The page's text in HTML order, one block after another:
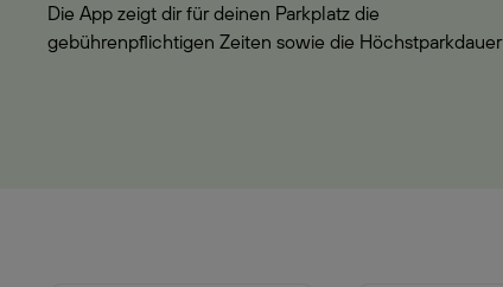
Die App zeigt dir für deinen Parkplatz die
gebührenpflichtigen Zeiten sowie die Höchstparkdauer